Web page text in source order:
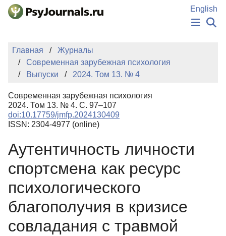
Перейти к основному содержанию
English
НОВОСТИ
ИЗДАНИЯ
АВТОРЫ
БАЗА ЗНАНИЙ
КЛЮЧЕВЫЕ СЛОВА
Регистрация
Главная
Журналы
Современная зарубежная психология
Выпуски
2024. Том 13. № 4
Современная зарубежная психология
2024. Том 13. № 4. С. 97–107
doi:10.17759/jmfp.2024130409
ISSN: 2304-4977 (online)
Аутентичность личности
спортсмена как ресурс
психологического
благополучия в кризисе
совладания с травмой